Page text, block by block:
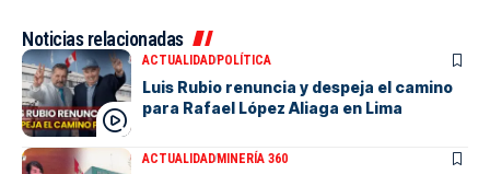
Noticias relacionadas
ACTUALIDADPOLÍTICA
Luis Rubio renuncia y despeja el camino
para Rafael López Aliaga en Lima
ACTUALIDADMINERÍA 360